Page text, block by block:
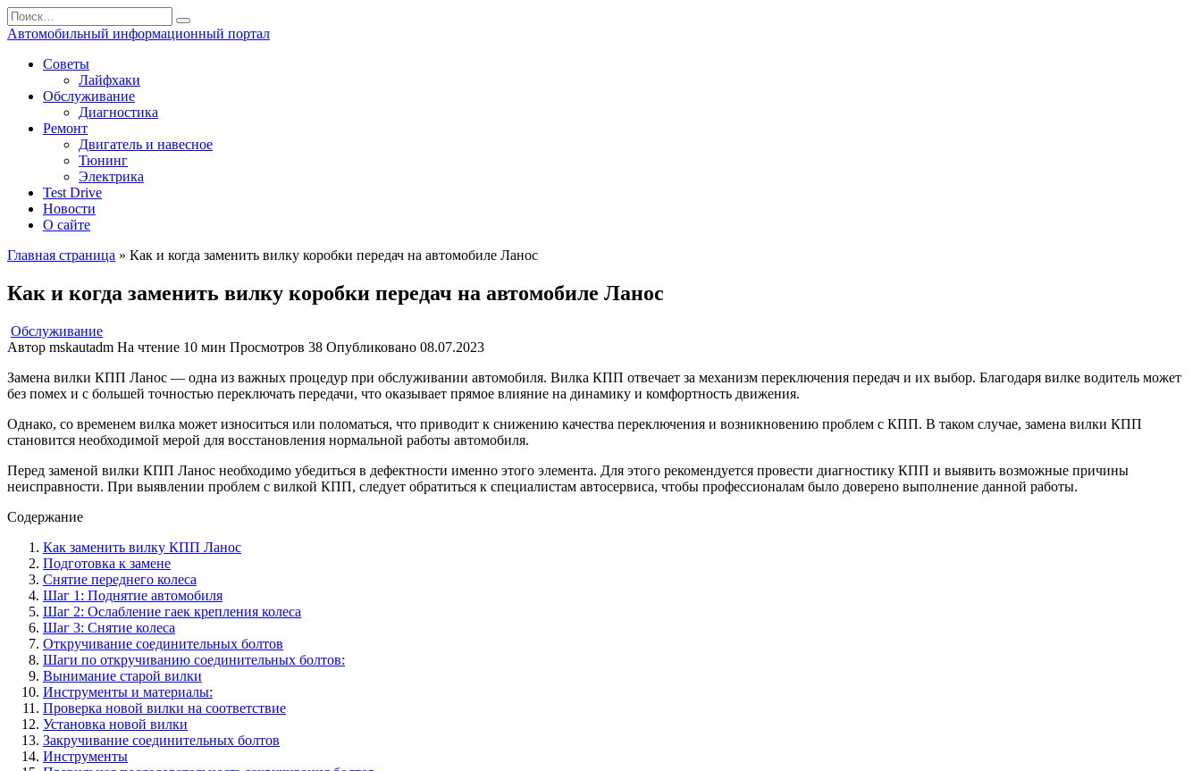
Перейти
к
Search
for:
Автомобильный информационный портал
Советы
Лайфхаки
Обслуживание
Диагностика
Ремонт
Двигатель и навесное
Тюнинг
Электрика
Test Drive
Новости
О сайте
Главная страница » Как и когда заменить вилку коробки передач на автомобиле Ланос
Как и когда заменить вилку коробки передач на автомобиле Ланос
Обслуживание
Автор mskautadm На чтение 10 мин Просмотров 38 Опубликовано 08.07.2023
Замена вилки КПП Ланос — одна из важных процедур при обслуживании автомобиля. Вилка КПП отвечает за механизм переключения передач и их выбор. Благодаря вилке водитель может
без помех и с большей точностью переключать передачи, что оказывает прямое влияние на динамику и комфортность движения.
Однако, со временем вилка может износиться или поломаться, что приводит к снижению качества переключения и возникновению проблем с КПП. В таком случае, замена вилки КПП
становится необходимой мерой для восстановления нормальной работы автомобиля.
Перед заменой вилки КПП Ланос необходимо убедиться в дефектности именно этого элемента. Для этого рекомендуется провести диагностику КПП и выявить возможные причины
неисправности. При выявлении проблем с вилкой КПП, следует обратиться к специалистам автосервиса, чтобы профессионалам было доверено выполнение данной работы.
Содержание
Как заменить вилку КПП Ланос
Подготовка к замене
Снятие переднего колеса
Шаг 1: Поднятие автомобиля
Шаг 2: Ослабление гаек крепления колеса
Шаг 3: Снятие колеса
Откручивание соединительных болтов
Шаги по откручиванию соединительных болтов:
Вынимание старой вилки
Инструменты и материалы:
Проверка новой вилки на соответствие
Установка новой вилки
Закручивание соединительных болтов
Инструменты